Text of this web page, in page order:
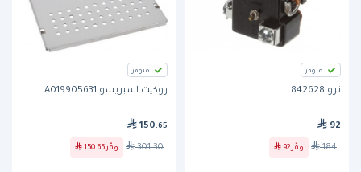
متوفر
ترو 842628
92
184 وفّر 92
متوفر
روكيت اسبريسو A019905631
150 .65
301.30 وفّر 150.65